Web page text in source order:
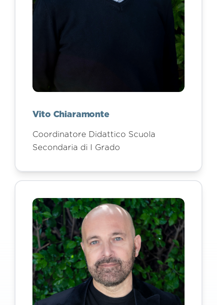
Vito Chiaramonte
Coordinatore Didattico Scuola
Secondaria di I Grado